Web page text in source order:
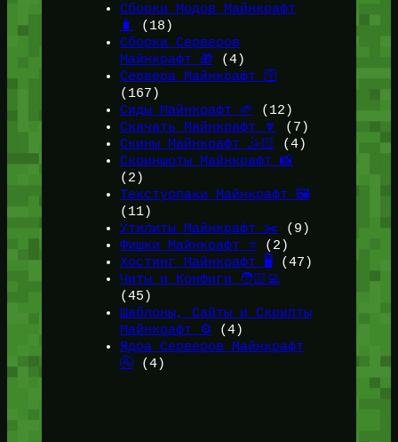
Сборки Модов Майнкрафт
🧳
(18)
Сборки Серверов
Майнкрафт 🎁 (4)
Сервера Майнкрафт 🛜
(167)
Сиды Майнкрафт 🌱
(12)
Скачать Майнкрафт 🔽
(7)
Скины Майнкрафт 🤹🏻
(4)
Скриншоты Майнкрафт 📸
(2)
Текстурпаки Майнкрафт 🖼️
(11)
Утилиты Майнкрафт ✂️ (9)
Фишки Майнкрафт ⭐(2)
Хостинг Майнкрафт 🖥️ (47)
Читы и Конфиги 🧑🏻‍💻
(45)
Шаблоны, Сайты и Скрипты
Майнкрафт ⚙️ (4)
Ядра Серверов Майнкрафт
🚰(4)